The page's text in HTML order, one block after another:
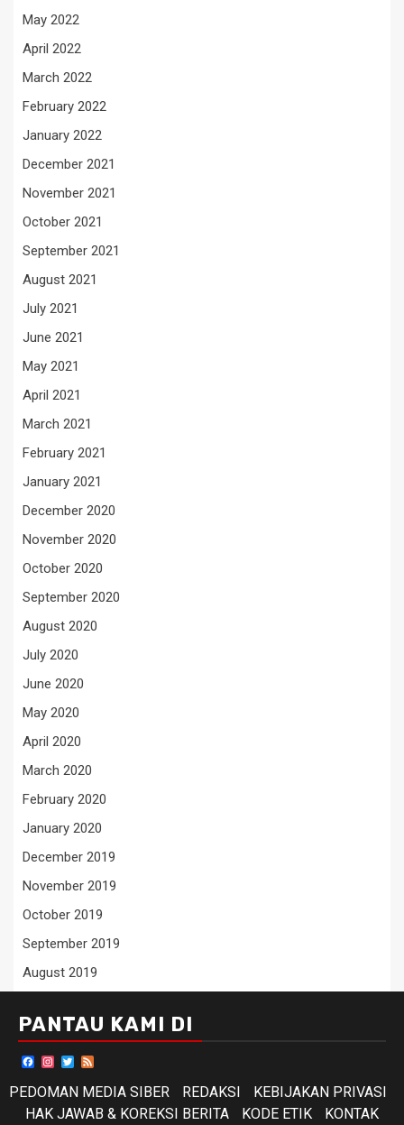
May 2022
April 2022
March 2022
February 2022
January 2022
December 2021
November 2021
October 2021
September 2021
August 2021
July 2021
June 2021
May 2021
April 2021
March 2021
February 2021
January 2021
December 2020
November 2020
October 2020
September 2020
August 2020
July 2020
June 2020
May 2020
April 2020
March 2020
February 2020
January 2020
December 2019
November 2019
October 2019
September 2019
August 2019
PANTAU KAMI DI
Facebook
Instagram
Twitter
PEDOMAN MEDIA SIBER
REDAKSI
KEBIJAKAN PRIVASI
HAK JAWAB & KOREKSI BERITA
KODE ETIK KONTAK